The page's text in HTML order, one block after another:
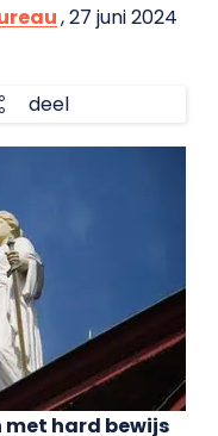
, 27 juni 2024
deel
met hard bewijs